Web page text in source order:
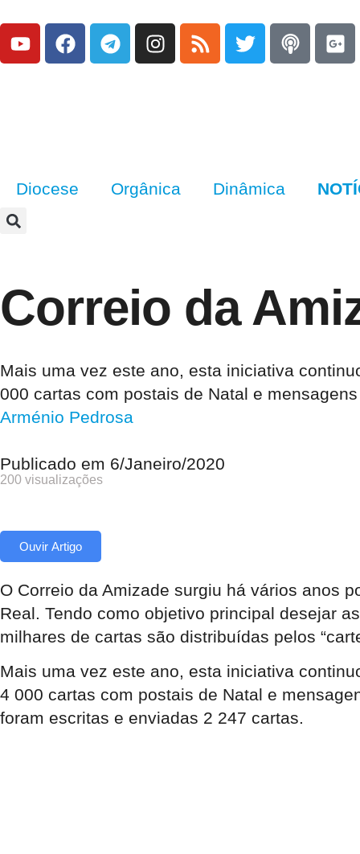
Diocese Orgânica Dinâmica
Correio da
Mais uma vez este ano, esta iniciativa
000 cartas com postais de Natal e
Arménio Pedrosa
Publicado em 6/Janeiro/2020
200 visualizações
Ouvir Artigo
O Correio da Amizade surgiu há vários anos
Real. Tendo como objetivo principal desejar
milhares de cartas são distribuídas pelos
Mais uma vez este ano, esta iniciativa
4 000 cartas com postais de Natal e
foram escritas e enviadas 2 247 cartas.